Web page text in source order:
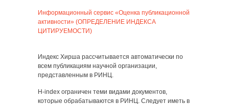
Информационный сервис «Оценка публикационной
активности» (ОПРЕДЕЛЕНИЕ ИНДЕКСА
ЦИТИРУЕМОСТИ)
Индекс Хирша рассчитывается автоматически по
всем публикациям научной организации,
представленным в РИНЦ.
H-index ограничен теми видами документов,
которые обрабатываются в РИНЦ. Следует иметь в